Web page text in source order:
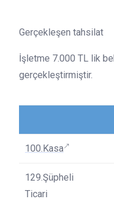
=
Gerçekleşen
İşletme 7.000 TL lik
gerçekleştirmiştir.
100.Kasa
129.Şüpheli
Ticari